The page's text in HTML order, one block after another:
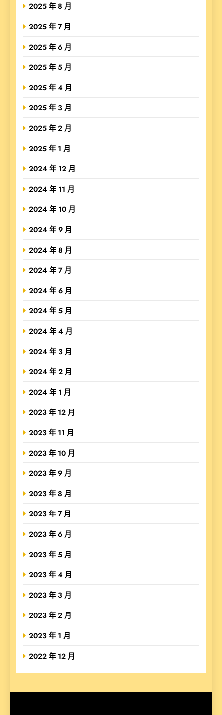
2025 年 8 月
2025 年 7 月
2025 年 6 月
2025 年 5 月
2025 年 4 月
2025 年 3 月
2025 年 2 月
2025 年 1 月
2024 年 12 月
2024 年 11 月
2024 年 10 月
2024 年 9 月
2024 年 8 月
2024 年 7 月
2024 年 6 月
2024 年 5 月
2024 年 4 月
2024 年 3 月
2024 年 2 月
2024 年 1 月
2023 年 12 月
2023 年 11 月
2023 年 10 月
2023 年 9 月
2023 年 8 月
2023 年 7 月
2023 年 6 月
2023 年 5 月
2023 年 4 月
2023 年 3 月
2023 年 2 月
2023 年 1 月
2022 年 12 月